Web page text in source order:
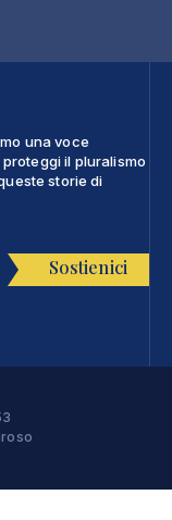
una voce
il pluralismo
storie di
Sostienici